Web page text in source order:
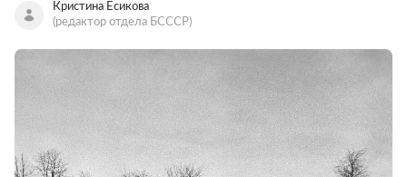
Кристина Есикова
(редактор отдела БСССР)